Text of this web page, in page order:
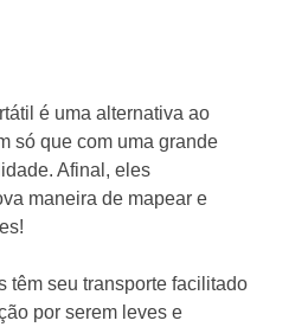
é uma alternativa ao
só que com uma grande
Afinal, eles
maneira de mapear e
têm seu transporte facilitado
por serem leves e